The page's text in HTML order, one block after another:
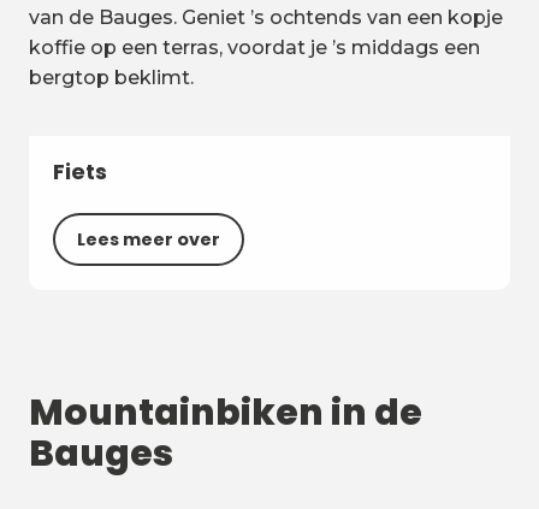
van de Bauges. Geniet ’s ochtends van een kopje
koffie op een terras, voordat je ’s middags een
bergtop beklimt.
Fiets
Lees meer over
Mountainbiken in de
Bauges